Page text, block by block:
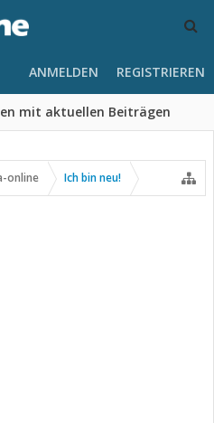
mit aktuellen Beiträgen
ANMELDEN REGISTRIEREN
online Ich bin neu!